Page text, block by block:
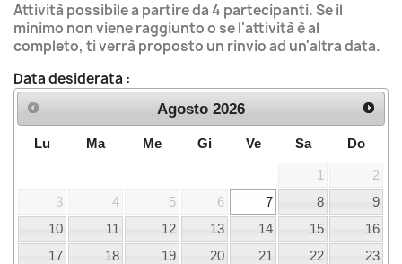
Attività possibile a partire da 4 partecipanti. Se il
minimo non viene raggiunto o se l'attività è al
completo, ti verrà proposto un rinvio ad un'altra data.
Data desiderata :
Agosto 2026
Lu Ma Me Gi Ve Sa Do
1
2
3
4 5 6 7 8
9
10
11 12 13 14 15
16
17
18 19 20 21 22
23